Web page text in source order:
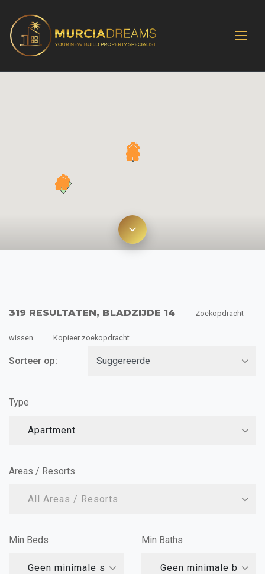
319 RESULTATEN, BLADZIJDE 14 Zoekopdracht
wissen Kopieer zoekopdracht
Sorteer op:
Type
Apartment
Areas / Resorts
All Areas / Resorts
Min Beds
Geen minimale slaapkamers
Min Baths
Geen minimale